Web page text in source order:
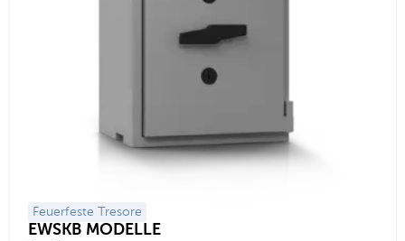
Feuerfeste Tresore
EWSKB MODELLE